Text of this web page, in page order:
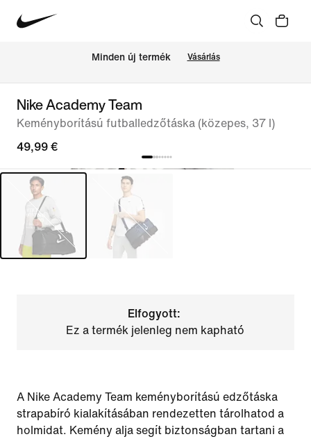
Minden új termék Vásárlás
Nike Academy Team
Keményborítású futballedzőtáska (közepes, 37 l)
49,99 €
Elfogyott:
Ez a termék jelenleg nem kapható
A Nike Academy Team keményborítású edzőtáska
strapabíró kialakításában rendezetten tárolhatod a
holmidat. Kemény alja segít biztonságban tartani a